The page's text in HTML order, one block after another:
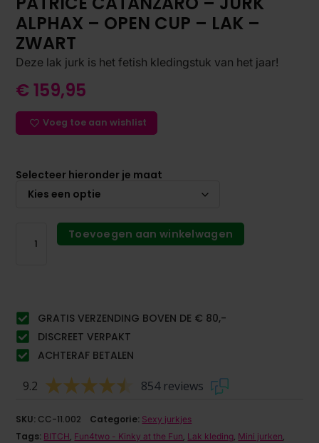
ALPHAX – OPEN CUP – LAK –
ZWART
Deze lak jurk is het fetish kledingstuk van het jaar!
€ 159,95
Voeg toe aan wishlist
Selecteer hieronder je maat
Toevoegen aan winkelwagen
GRATIS VERZENDING BOVEN DE € 80,-
DISCREET VERPAKT
ACHTERAF BETALEN
9.2 854 reviews
SKU: CC-11.002 Categorie: Sexy jurkjes
Tags: BITCH, Fun4two - Kinky at the Fun, Lak kleding, Mini jurken,